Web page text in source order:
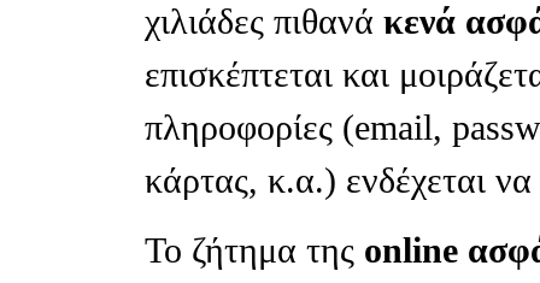
χιλιάδες πιθανά κενά
επισκέπτεται και
πληροφορίες (email,
κάρτας, κ.α.) ενδέχεται
Το ζήτημα της online